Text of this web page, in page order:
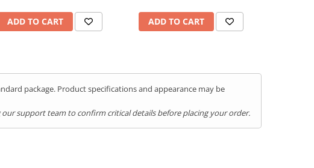
ADD TO CART ADD TO CART
package. Product specifications and appearance may be
support team to confirm critical details before placing your order.